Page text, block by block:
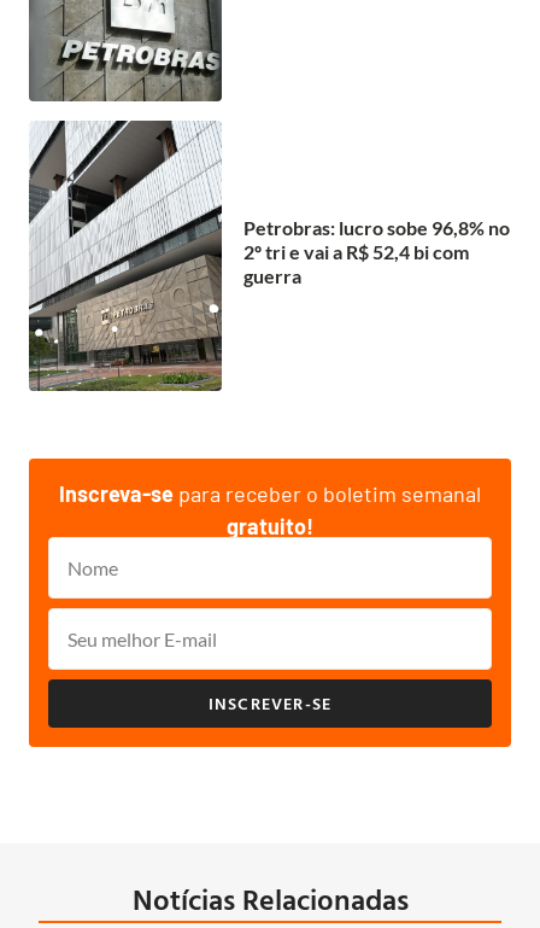
Petrobras: lucro sobe 96,8% no
2º tri e vai a R$ 52,4 bi com
guerra
Inscreva-se para receber o boletim semanal
gratuito!
INSCREVER-SE
Notícias Relacionadas